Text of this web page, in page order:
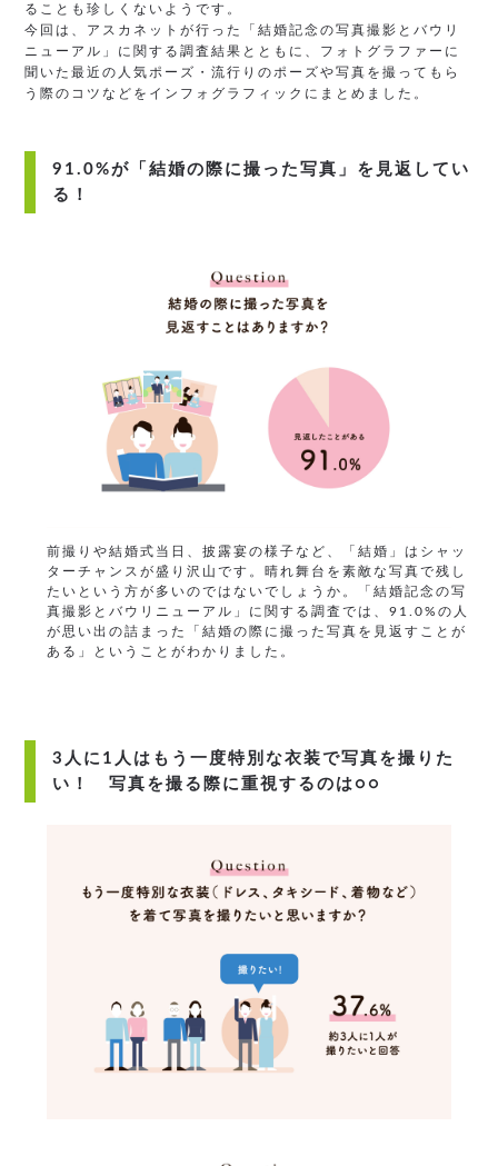
ることも珍しくないようです。
今回は、アスカネットが行った「結婚記念の写真撮影とバウリ
ニューアル」に関する調査結果とともに、フォトグラファーに
聞いた最近の人気ポーズ・流行りのポーズや写真を撮ってもら
う際のコツなどをインフォグラフィックにまとめました。
91.0%が「結婚の際に撮った写真」を見返してい
る！
前撮りや結婚式当日、披露宴の様子など、「結婚」はシャッ
ターチャンスが盛り沢山です。晴れ舞台を素敵な写真で残し
たいという方が多いのではないでしょうか。「結婚記念の写
真撮影とバウリニューアル」に関する調査では、91.0%の人
が思い出の詰まった「結婚の際に撮った写真を見返すことが
ある」ということがわかりました。
3人に1人はもう一度特別な衣装で写真を撮りた
い！ 写真を撮る際に重視するのは○○